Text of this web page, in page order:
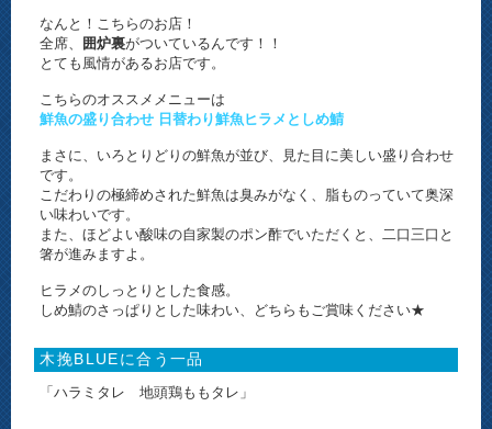
なんと！こちらのお店！
全席、 囲炉裏がついているんです！！
とても風情があるお店です。
こちらのオススメメニューは
鮮魚の盛り合わせ 日替わり鮮魚ヒラメとしめ鯖
まさに、いろとりどりの鮮魚が並び、見た目に美しい盛り合わせ
です。
こだわりの極締めされた鮮魚は臭みがなく、脂ものっていて奥深
い味わいです。
また、ほどよい酸味の自家製のポン酢でいただくと、二口三口と
箸が進みますよ。
ヒラメのしっとりとした食感。
しめ鯖のさっぱりとした味わい、どちらもご賞味ください★
木挽BLUEに合う一品
「ハラミタレ 地頭鶏ももタレ」